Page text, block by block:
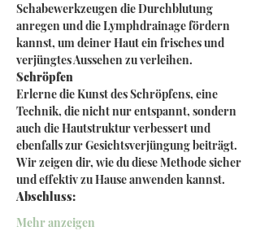
Schabewerkzeugen die Durchblutung
anregen und die Lymphdrainage fördern
kannst, um deiner Haut ein frisches und
verjüngtes Aussehen zu verleihen.
Schröpfen
Erlerne die Kunst des Schröpfens, eine
Technik, die nicht nur entspannt, sondern
auch die Hautstruktur verbessert und
ebenfalls zur Gesichtsverjüngung beiträgt.
Wir zeigen dir, wie du diese Methode sicher
und effektiv zu Hause anwenden kannst.
Abschluss:
Mehr anzeigen